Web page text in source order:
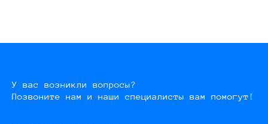
У вас возникли вопросы?
Позвоните нам и наши специалисты вам помогут!